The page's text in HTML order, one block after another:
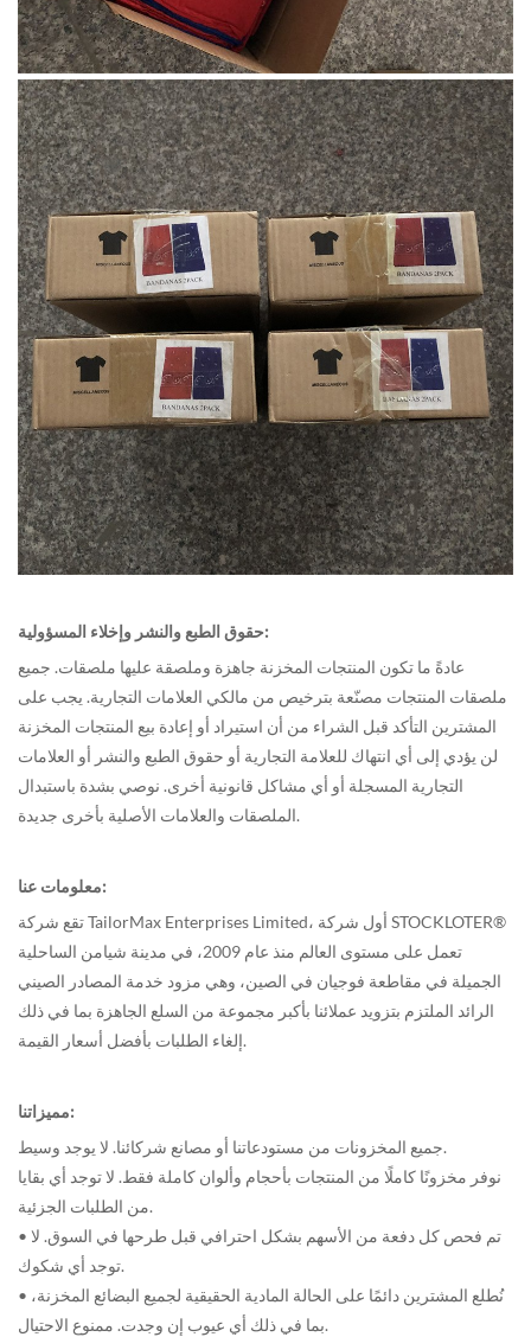
حقوق الطبع والنشر وإخلاء المسؤولية:
عادةً ما تكون المنتجات المخزنة جاهزة وملصقة عليها ملصقات. جميع
ملصقات المنتجات مصنّعة بترخيص من مالكي العلامات التجارية. يجب على
المشترين التأكد قبل الشراء من أن استيراد أو إعادة بيع المنتجات المخزنة
لن يؤدي إلى أي انتهاك للعلامة التجارية أو حقوق الطبع والنشر أو العلامات
التجارية المسجلة أو أي مشاكل قانونية أخرى. نوصي بشدة باستبدال
الملصقات والعلامات الأصلية بأخرى جديدة.
معلومات عنا:
تقع شركة TailorMax Enterprises Limited، أول شركة STOCKLOTER®
تعمل على مستوى العالم منذ عام 2009، في مدينة شيامن الساحلية
الجميلة في مقاطعة فوجيان في الصين، وهي مزود خدمة المصادر الصيني
الرائد الملتزم بتزويد عملائنا بأكبر مجموعة من السلع الجاهزة بما في ذلك
إلغاء الطلبات بأفضل أسعار القيمة.
مميزاتنا:
جميع المخزونات من مستودعاتنا أو مصانع شركائنا. لا يوجد وسيط.
نوفر مخزونًا كاملًا من المنتجات بأحجام وألوان كاملة فقط. لا توجد أي بقايا
من الطلبات الجزئية.
• تم فحص كل دفعة من الأسهم بشكل احترافي قبل طرحها في السوق. لا
توجد أي شكوك.
• نُطلع المشترين دائمًا على الحالة المادية الحقيقية لجميع البضائع المخزنة،
بما في ذلك أي عيوب إن وجدت. ممنوع الاحتيال.